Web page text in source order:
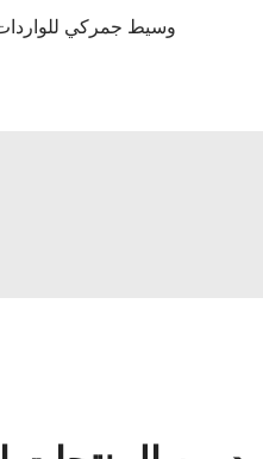
وسيط جمركي